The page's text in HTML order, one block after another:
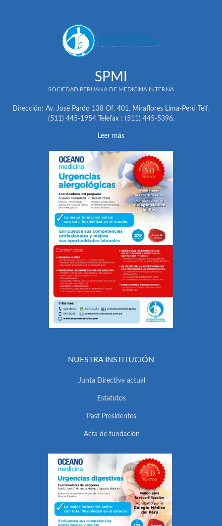
SPMI
SOCIEDAD PERUANA DE MEDICINA INTERNA
Dirección: Av. José Pardo 138 Of. 401. Miraflores Lima-Perú Telf.
(511) 445-1954 Telefax : (511) 445-5396.
Leer más
NUESTRA INSTITUCIÓN
Junta Directiva actual
Estatutos
Past Presidentes
Acta de fundación